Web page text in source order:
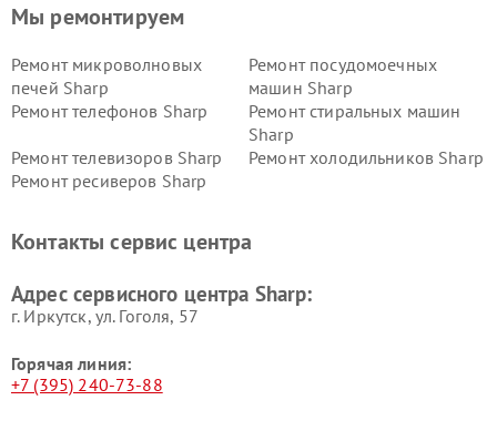
Мы ремонтируем
Ремонт микроволновых
печей Sharp
Ремонт посудомоечных
машин Sharp
Ремонт телефонов Sharp
Ремонт стиральных машин
Sharp
Ремонт телевизоров Sharp
Ремонт холодильников Sharp
Ремонт ресиверов Sharp
Контакты сервис центра
Адрес сервисного центра Sharp:
г. Иркутск, ул. ​Гоголя, 57
Горячая линия:
+7 (395) 240-73-88